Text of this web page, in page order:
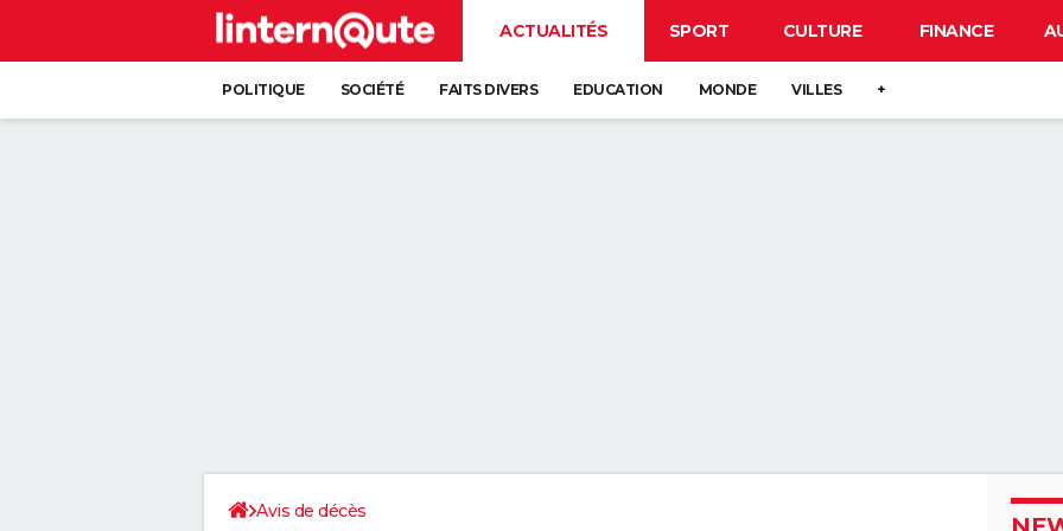
ACTUALITÉS SPORT CULTURE FINANCE
POLITIQUE SOCIÉTÉ FAITS DIVERS EDUCATION MONDE VILLES +
Avis de décès